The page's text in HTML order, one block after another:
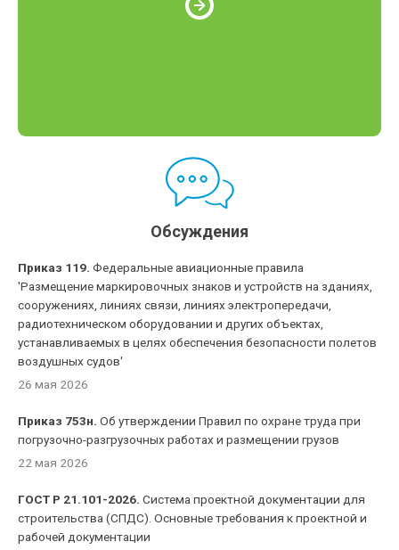
Обсуждения
Приказ 119. Федеральные авиационные правила
'Размещение маркировочных знаков и устройств на зданиях,
сооружениях, линиях связи, линиях электропередачи,
радиотехническом оборудовании и других объектах,
устанавливаемых в целях обеспечения безопасности полетов
воздушных судов'
26 мая 2026
Приказ 753н. Об утверждении Правил по охране труда при
погрузочно-разгрузочных работах и размещении грузов
22 мая 2026
ГОСТ Р 21.101-2026. Система проектной документации для
строительства (СПДС). Основные требования к проектной и
рабочей документации